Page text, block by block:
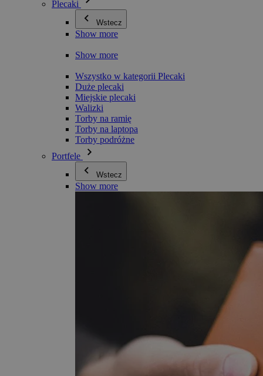
Plecaki
Wstecz
Show more
Show more
Wszystko w kategorii Plecaki
Duże plecaki
Miejskie plecaki
Walizki
Torby na ramię
Torby na laptopa
Torby podróżne
Portfele
Wstecz
Show more